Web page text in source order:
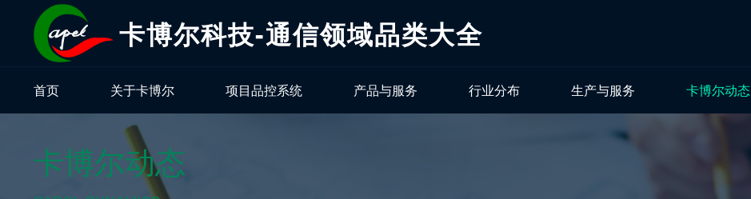
卡博尔科技-通信领域品类大全
首页 关于卡博尔 项目品控系统 产品与服务 行业分布 生产与服务 卡博尔动态
卡博尔动态